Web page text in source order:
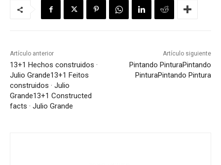
Artículo anterior
13+1 Hechos construidos ·
Julio Grande13+1 Feitos
construidos · Julio
Grande13+1 Constructed
facts · Julio Grande
Artículo siguiente
Pintando PinturaPintando
PinturaPintando Pintura